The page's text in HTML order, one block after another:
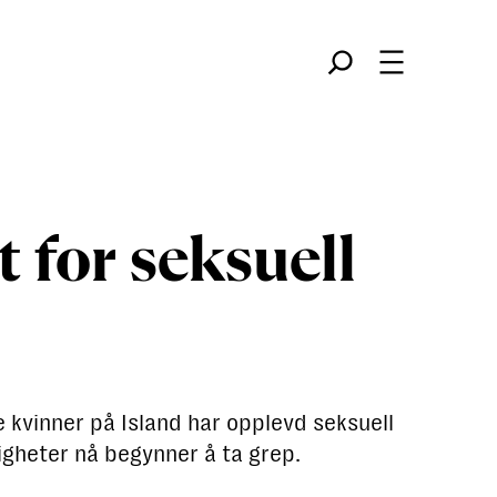
Søk
for seksuell
på Island har opplevd seksuell
nå begynner å ta grep.